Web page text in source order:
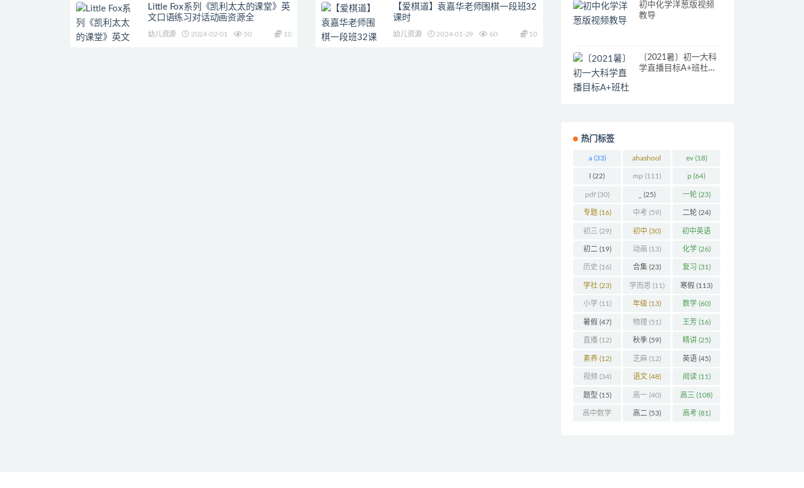
Little Fox系列《凯利太太的课堂》英
文口语练习对话动画资源全
幼儿资源 2024-02-01 50 10
【爱棋道】袁嘉华老师围棋一段班32
课时
幼儿资源 2024-01-29 60 10
初中化学洋葱版视频
教导
〔2021暑〕初一大科
学直播目标A+班杜春
热门标签
a(33) ahashool
(29)
ev(18)
(22) mp (111) p (64)
pdf(30) (25) 一轮(23)
专题 (16) 中考 (59) 二轮(24)
初三 (29) 初中 (30) 初中英语
(32)
初二 (19) 动画 (13) 化学(26)
历史 (16) 合集(23) 复习 (31)
学社(23) 学而思 (11) 寒假 (113)
小学(11) 年级 (13) 数学(60)
暑假 (47) 物理 (51) 王芳(16)
直播(12) 秋季(59) 精讲(25)
素养(12) 芝麻(12) 英语(45)
视频 (34) 语文 (48) 阅读(11)
题型 (15) 高一(40) 高三 (108)
高中数学 高二 (53) 高考(81)